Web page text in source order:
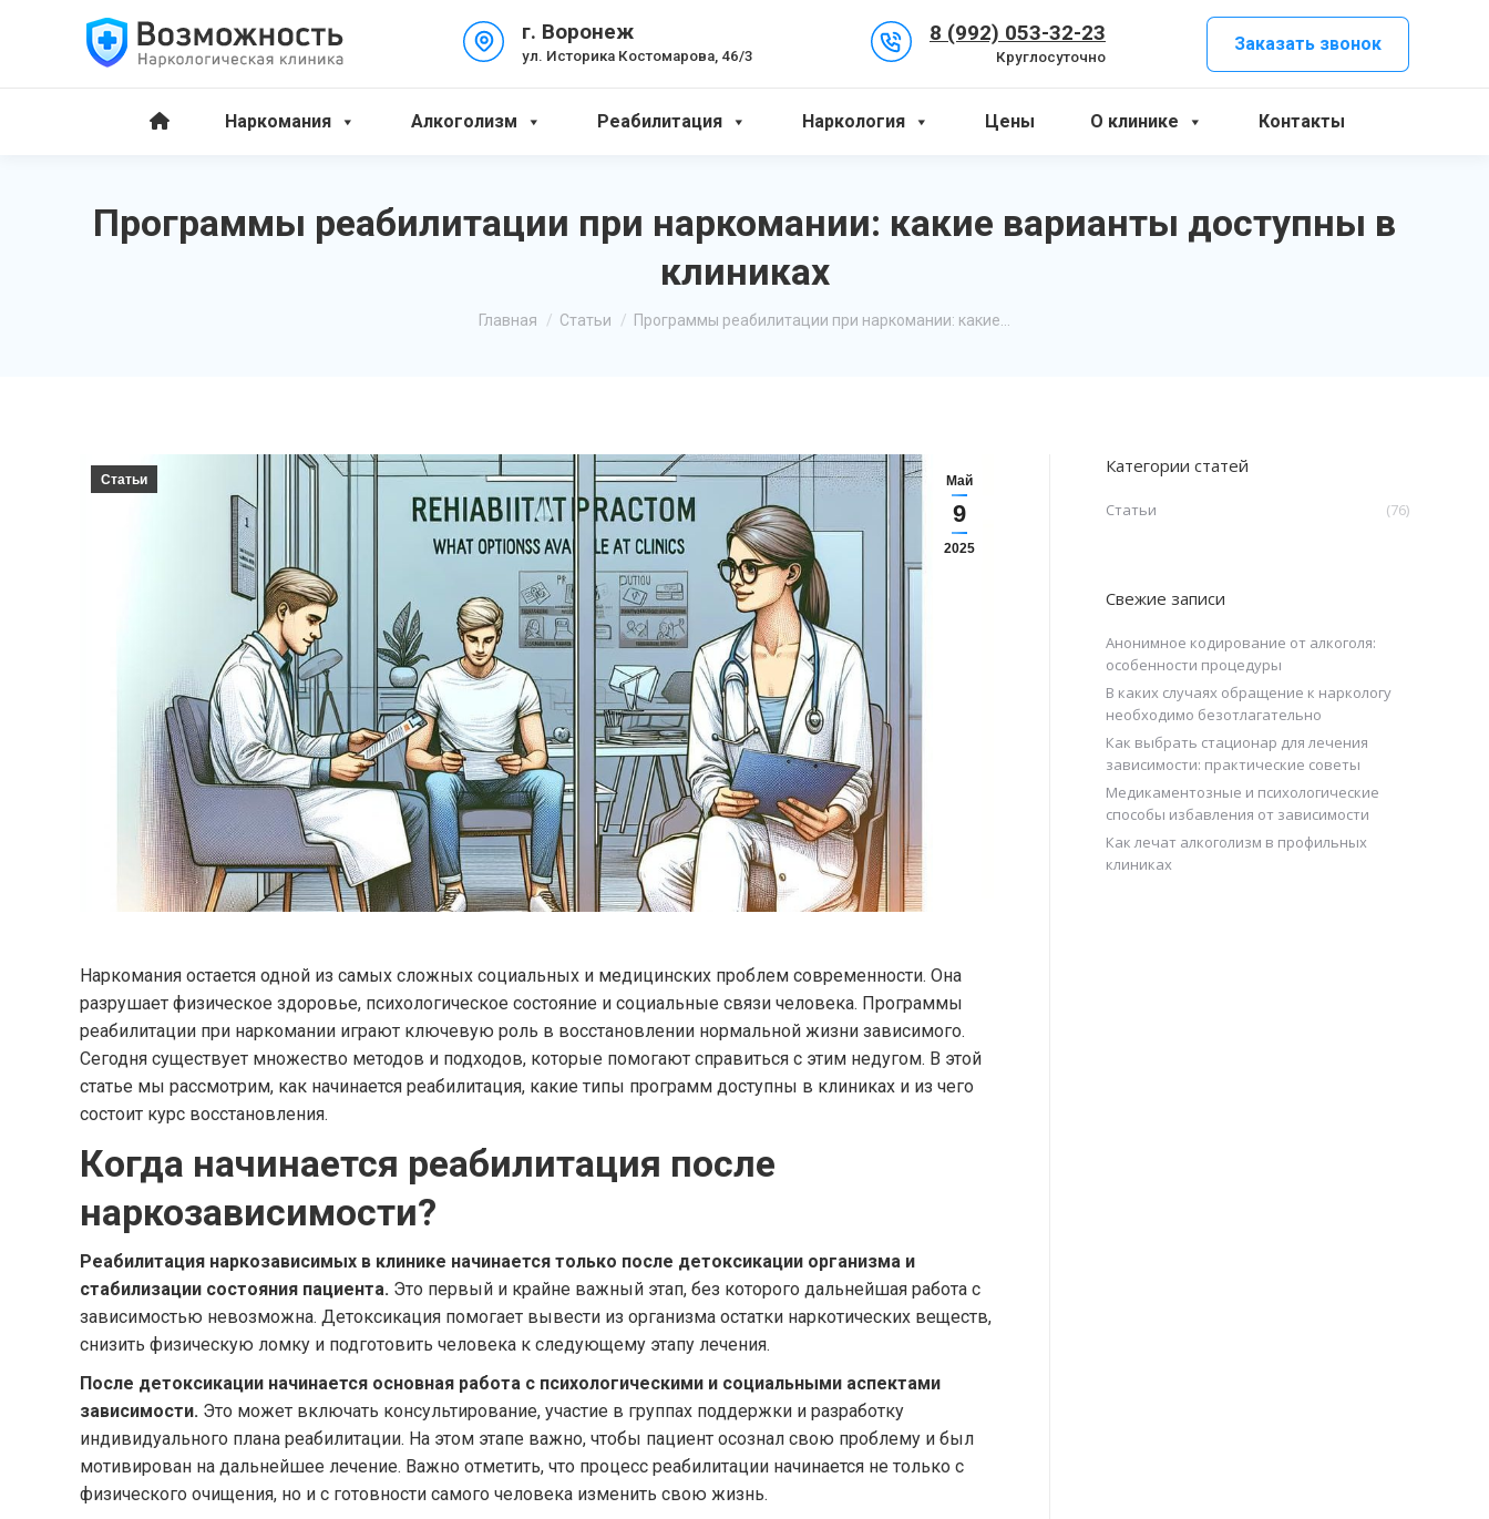
г. Воронеж
ул. Историка Костомарова, 46/3
8 (992) 053-32-23
Круглосуточно
Заказать звонок
Наркомания Алкоголизм Реабилитация Наркология Цены О клинике Контакты
Программы реабилитации при наркомании: какие варианты доступны в
клиниках
Вы здесь:
Главная Статьи Программы реабилитации при наркомании: какие…
Май
9
2025
Статьи
Наркомания остается одной из самых сложных социальных и медицинских проблем современности. Она
разрушает физическое здоровье, психологическое состояние и социальные связи человека. Программы
реабилитации при наркомании играют ключевую роль в восстановлении нормальной жизни зависимого.
Сегодня существует множество методов и подходов, которые помогают справиться с этим недугом. В этой
статье мы рассмотрим, как начинается реабилитация, какие типы программ доступны в клиниках и из чего
состоит курс восстановления.
Когда начинается реабилитация после
наркозависимости?
Реабилитация наркозависимых в клинике начинается только после детоксикации организма и
стабилизации состояния пациента. Это первый и крайне важный этап, без которого дальнейшая работа с
зависимостью невозможна. Детоксикация помогает вывести из организма остатки наркотических веществ,
снизить физическую ломку и подготовить человека к следующему этапу лечения.
После детоксикации начинается основная работа с психологическими и социальными аспектами
зависимости. Это может включать консультирование, участие в группах поддержки и разработку
индивидуального плана реабилитации. На этом этапе важно, чтобы пациент осознал свою проблему и был
мотивирован на дальнейшее лечение. Важно отметить, что процесс реабилитации начинается не только с
физического очищения, но и с готовности самого человека изменить свою жизнь.
Категории статей
Статьи (76)
Свежие записи
Анонимное кодирование от алкоголя:
особенности процедуры
В каких случаях обращение к наркологу
необходимо безотлагательно
Как выбрать стационар для лечения
зависимости: практические советы
Медикаментозные и психологические
способы избавления от зависимости
Как лечат алкоголизм в профильных
клиниках